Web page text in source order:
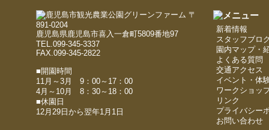
〒
891-0204
鹿児島県鹿児島市喜入一倉町5809番地97
TEL.099-345-3337
FAX.099-345-2822
■開園時間
11月～3月 9：00～17：00
4月～10月 8：30～18：00
■休園日
12月29日から翌年1月1日
新着情報
スタッフブロ
園内マップ・
よくある質問
交通アクセス
イベント・体
ワークショッ
リンク
プライバシー
お問い合わせ